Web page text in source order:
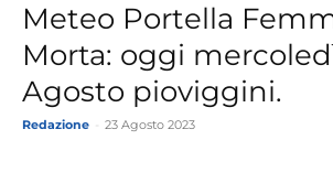
Meteo Portella
Morta: oggi
Agosto pioviggini.
Redazione 23 Agosto 2023